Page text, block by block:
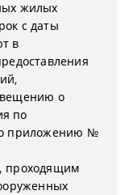
жилых
с даты
в
о
по
приложению №
проходящим